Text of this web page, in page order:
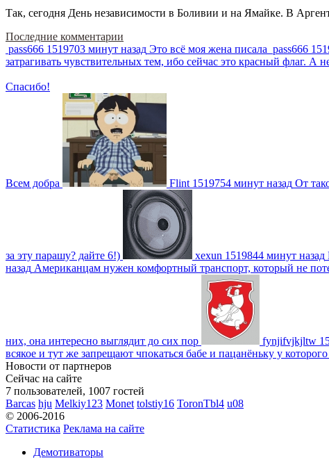
Так, сегодня День независимости в Боливии и на Ямайке. В
Последние комментарии
pass666 1519703 минут назад Это всё моя жена писала pass666
затрагивать чувствительных тем, ибо сейчас это красный флаг.
Спасибо!
Всем добра Flint 1519754 минут назад От
за эту парашу? дайте 6!) xexun 1519844 минут назад
назад Американцам нужен комфортный транспорт, который не
них, она интересно выглядит до сих пор fynjifvjkjltw
всякое и тут же запрещают чпокаться бабе и пацанёньку у
Новости от партнеров
Сейчас на сайте
7 пользователей, 1007 гостей
Barcas hju Melkiy123 Monet tolstiy16 ToronTbl4 u08
© 2006-2016
Статистика Реклама на сайте
Демотиваторы